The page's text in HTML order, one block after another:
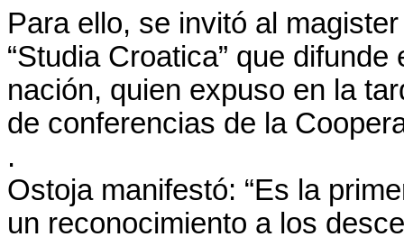
Para ello, se invitó al
“Studia Croatica” que
nación, quien expuso en la
de conferencias de la
.
Ostoja manifestó: “Es la
un reconocimiento a los